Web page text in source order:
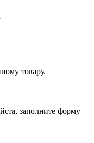
товару.
заполните форму